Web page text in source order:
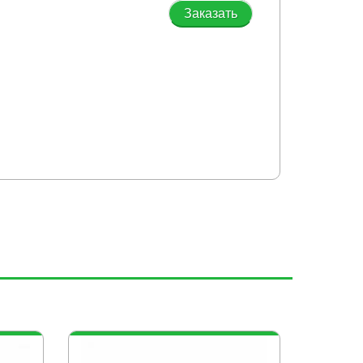
Заказать